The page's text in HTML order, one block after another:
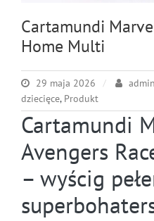
Cartamundi
Home Multi
29 maja 2026 admin
dziecięce, Produkt
Cartamundi
Avengers
– wyścig